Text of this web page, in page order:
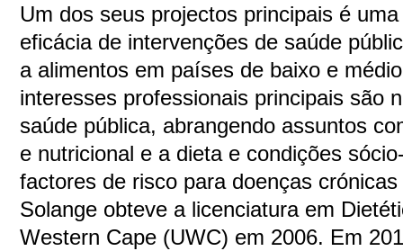
Um dos seus projectos principais é
eficácia de intervenções de saúde
a alimentos em países de baixo e
interesses professionais principais são
saúde pública, abrangendo assuntos
e nutricional e a dieta e condições
factores de risco para doenças
Solange obteve a licenciatura em
Western Cape (UWC) em 2006. Em